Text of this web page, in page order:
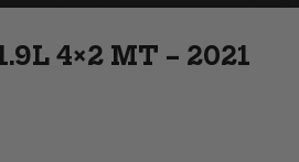
4×2 MT – 2021